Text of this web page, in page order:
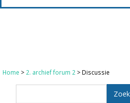
Home > 2. archief forum 2 > Discussie